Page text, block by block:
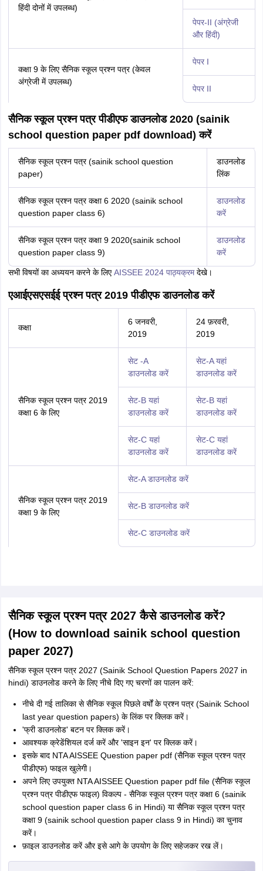
हिंदी दोनों में उपलब्ध)
पेपर-II (अंग्रेजी
और हिंदी)
कक्षा 9 के लिए सैनिक स्कूल प्रश्न पत्र (केवल
अंग्रेजी में उपलब्ध)
पेपर I
पेपर II
सैनिक स्कूल प्रश्न पत्र पीडीएफ डाउनलोड 2020 (sainik
school question paper pdf download) करें
सैनिक स्कूल प्रश्न पत्र (sainik school question
paper)
डाउनलोड
लिंक
सैनिक स्कूल प्रश्न पत्र कक्षा 6 2020 (sainik school
question paper class 6)
डाउनलोड
करें
सैनिक स्कूल प्रश्न पत्र कक्षा 9 2020(sainik school
question paper class 9)
डाउनलोड
करें
सभी विषयों का अध्ययन करने के लिएAISSEE 2024 पाठ्यक्रमदेखे।
एआईएसएसईई प्रश्न पत्र 2019 पीडीएफ डाउनलोड करें
कक्षा
6 जनवरी,
2019
24 फ़रवरी,
2019
सैनिक स्कूल प्रश्न पत्र 2019
कक्षा 6 के लिए
सेट -A
डाउनलोड करें
सेट-A यहां
डाउनलोड करें
सेट-B यहां
डाउनलोड करें
सेट-B यहां
डाउनलोड करें
सेट-C यहां
डाउनलोड करें
सेट-C यहां
डाउनलोड करें
सैनिक स्कूल प्रश्न पत्र 2019
कक्षा 9 के लिए
सेट-A डाउनलोड करें
सेट-B डाउनलोड करें
सेट-C डाउनलोड करें
सैनिक स्कूल प्रश्न पत्र 2027 कैसे डाउनलोड करें?
(How to download sainik school question
paper 2027)
सैनिक स्कूल प्रश्न पत्र 2027 (Sainik School Question Papers 2027 in
hindi) डाउनलोड करने के लिए नीचे दिए गए चरणों का पालन करें:
नीचे दी गई तालिका से सैनिक स्कूल पिछले वर्षों के प्रश्न पत्र (Sainik School
last year question papers) के लिंक पर क्लिक करें।
'फ्री डाउनलोड' बटन पर क्लिक करें।
आवश्यक क्रेडेंशियल दर्ज करें और 'साइन इन' पर क्लिक करें।
इसके बाद NTA AISSEE Question paper pdf (सैनिक स्कूल प्रश्न पत्र
पीडीएफ) फाइल खुलेगी।
अपने लिए उपयुक्त NTA AISSEE Question paper pdf file (सैनिक स्कूल
प्रश्न पत्र पीडीएफ फाइल) विकल्प - सैनिक स्कूल प्रश्न पत्र कक्षा 6 (sainik
school question paper class 6 in Hindi) या सैनिक स्कूल प्रश्न पत्र
कक्षा 9 (sainik school question paper class 9 in Hindi) का चुनाव
करें।
फ़ाइल डाउनलोड करें और इसे आगे के उपयोग के लिए सहेजकर रख लें।